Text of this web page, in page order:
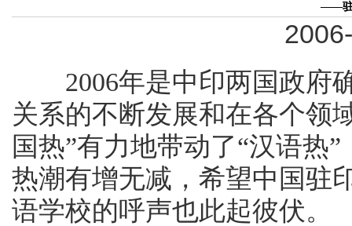
——驻
2006年是中印两国政府确
关系的不断发展和在各个领
国热”有力地带动了“汉语热
热潮有增无减，希望中国驻
语学校的呼声也此起彼伏。